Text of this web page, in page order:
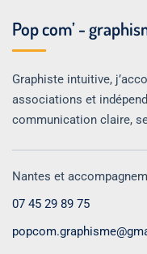
Pop com’ -
Graphiste intuitive,
associations et
communication claire,
Nantes et
07 45 29 89 75